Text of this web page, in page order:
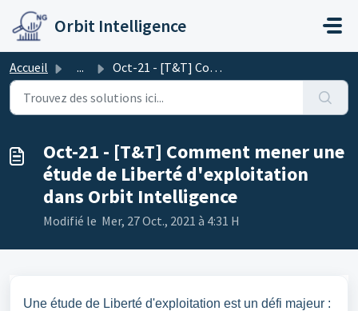
Passer au contenu principal
Orbit Intelligence
Accueil ... Oct-21 - [T&T] Comment mener une étude de Liberté d&#...
Oct-21 - [T&T] Comment mener une
étude de Liberté d'exploitation
dans Orbit Intelligence
Modifié le Mer, 27 Oct., 2021 à 4:31 H
Une étude de Liberté d'exploitation est un défi majeur :